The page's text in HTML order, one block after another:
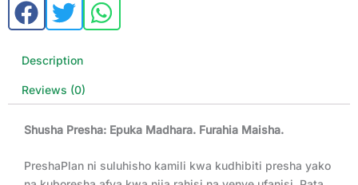
Description
Reviews (0)
Shusha Presha: Epuka Madhara. Furahia Maisha.
PreshaPlan ni suluhisho kamili kwa kudhibiti presha yako